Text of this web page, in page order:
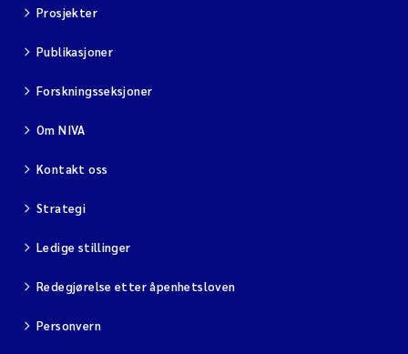
Prosjekter
Publikasjoner
Forskningsseksjoner
Om NIVA
Kontakt oss
Strategi
Ledige stillinger
Redegjørelse etter åpenhetsloven
Personvern